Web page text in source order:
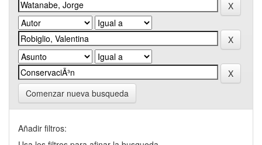
Comenzar nueva busqueda
Añadir filtros: